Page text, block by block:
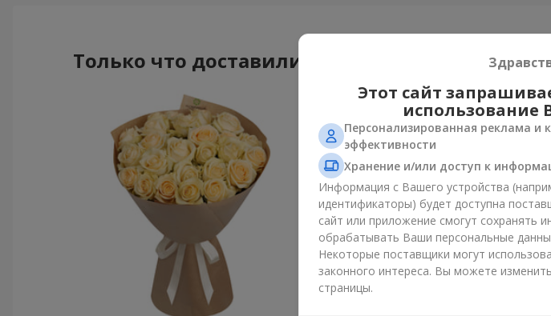
Только что доставили
Этот сайт
Персонализированная реклама и
эффективности
Хранение и/или доступ к
Информация с Вашего устройства
идентификаторы) будет доступна
сайт или приложение смогут сохранять
обрабатывать Ваши персональные
Некоторые поставщики могут
законного интереса. Вы можете
страницы.